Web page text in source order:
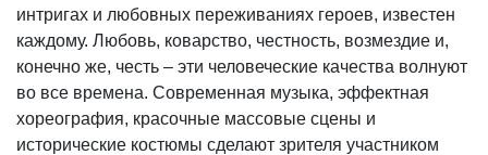
интригах и любовных переживаниях героев, известен
каждому. Любовь, коварство, честность, возмездие и,
конечно же, честь – эти человеческие качества волнуют
во все времена. Современная музыка, эффектная
хореография, красочные массовые сцены и
исторические костюмы сделают зрителя участником